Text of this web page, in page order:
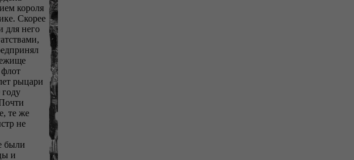
короля
Скорее
для него
рыцари
те же
не
были
и